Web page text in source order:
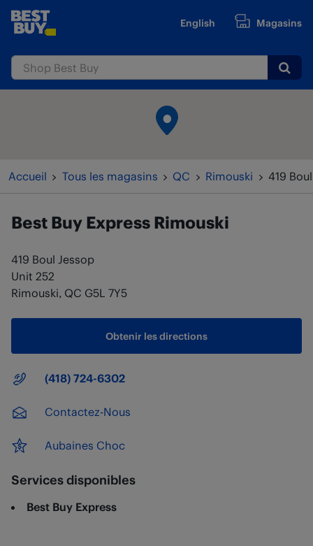
Passer au contenu
www.bestbuy.ca English Magasins
Accueil Tous les magasins QC Rimouski 419
Best Buy Express Rimouski
419 Boul Jessop
Unit 252
Rimouski, QC G5L 7Y5
Obtenir les directions
Numéro principal
(418) 724-6302
Contactez-Nous
Aubaines Choc
Services disponibles
Best Buy Express